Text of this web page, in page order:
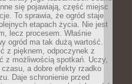
się pojawiają, część miejsc
To sprawia, że ogród staje
etapach życia. Nie jest
lecz procesem. Właśnie
ogród ma tak dużą wartość.
z pięknem, odpoczynek z
z możliwością spotkań. Uczy,
a dobre efekty rzadko
Daje schronienie przed